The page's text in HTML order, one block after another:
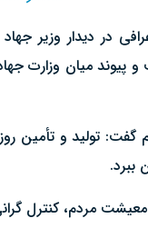
در دیدار وزیر
میان وزارت
تولید و تأمین
ببرد.
مردم، کنترل